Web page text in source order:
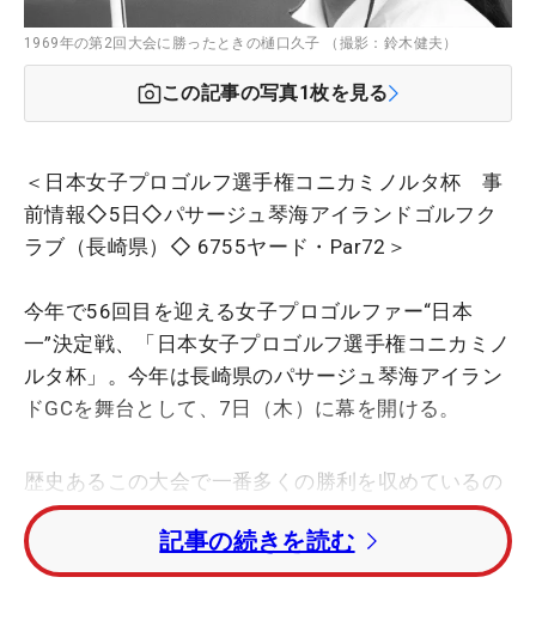
1969年の第2回大会に勝ったときの樋口久子 （撮影：鈴木健夫）
この記事の写真1枚を見る
＜日本女子プロゴルフ選手権コニカミノルタ杯 事
前情報◇5日◇パサージュ琴海アイランドゴルフク
ラブ（長崎県）◇ 6755ヤード・Par72＞
今年で56回目を迎える女子プロゴルファー“日本
一”決定戦、「日本女子プロゴルフ選手権コニカミノ
ルタ杯」。今年は長崎県のパサージュ琴海アイラン
ドGCを舞台として、7日（木）に幕を開ける。
歴史あるこの大会で一番多くの勝利を収めているの
は、日本女子プロゴルフ界の礎を築いた樋口久子の
9回（1968～74、76、77年）。第1回の68年に初代
チャンピオンに輝いていから、7回連続優勝を果た
記事の続きを読む